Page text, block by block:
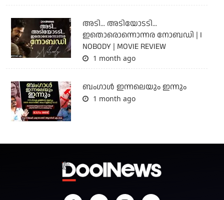
അടി... അടിയോടടി...
ഇതൊരൊന്നൊന്നര നോബഡി | I
NOBODY | MOVIE REVIEW
1 month ago
ബംഗാള്‍ ഇന്നലെയും ഇന്നും
1 month ago